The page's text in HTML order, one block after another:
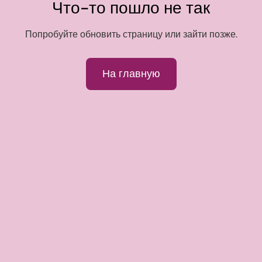
Что-то пошло не так
Попробуйте обновить страницу или зайти позже.
На главную